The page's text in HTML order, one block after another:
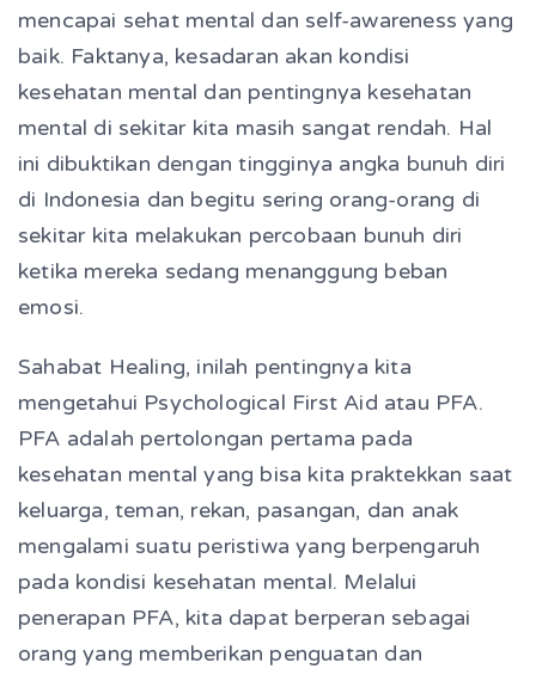
mencapai sehat mental dan self-awareness yang
baik. Faktanya, kesadaran akan kondisi
kesehatan mental dan pentingnya kesehatan
mental di sekitar kita masih sangat rendah. Hal
ini dibuktikan dengan tingginya angka bunuh diri
di Indonesia dan begitu sering orang-orang di
sekitar kita melakukan percobaan bunuh diri
ketika mereka sedang menanggung beban
emosi.
Sahabat Healing, inilah pentingnya kita
mengetahui Psychological First Aid atau PFA.
PFA adalah pertolongan pertama pada
kesehatan mental yang bisa kita praktekkan saat
keluarga, teman, rekan, pasangan, dan anak
mengalami suatu peristiwa yang berpengaruh
pada kondisi kesehatan mental. Melalui
penerapan PFA, kita dapat berperan sebagai
orang yang memberikan penguatan dan